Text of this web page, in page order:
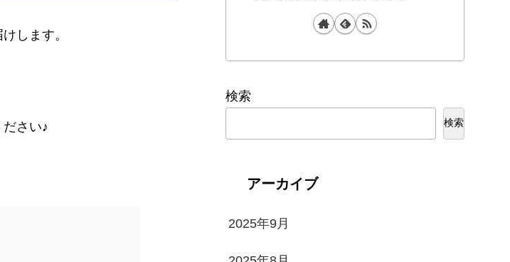
します。
さい♪
検索
検索
アーカイブ
2025年9月